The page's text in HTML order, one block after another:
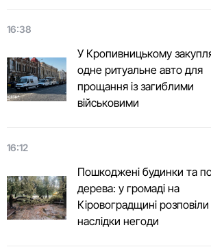
16:38
У Кропивницькому
одне ритуальне авто для
прощання із загиблими
військовими
16:12
Пошкоджені будинки та
дерева: у громаді на
Кіровоградщині
наслідки негоди